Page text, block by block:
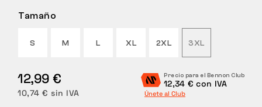
DEVOLUCIONES
Tamaño
S M L XL 2XL 3XL
12,99 €
10,74 € sin IVA
Precio para el Bennon Club
12,34 € con IVA
Únete al Club